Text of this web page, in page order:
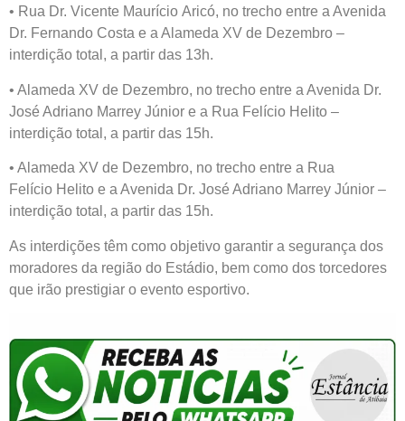
• Rua Dr. Vicente Maurício Aricó, no trecho entre a Avenida
Dr. Fernando Costa e a Alameda XV de Dezembro –
interdição total, a partir das 13h.
• Alameda XV de Dezembro, no trecho entre a Avenida Dr.
José Adriano Marrey Júnior e a Rua Felício Helito –
interdição total, a partir das 15h.
• Alameda XV de Dezembro, no trecho entre a Rua
Felício Helito e a Avenida Dr. José Adriano Marrey Júnior –
interdição total, a partir das 15h.
As interdições têm como objetivo garantir a segurança dos
moradores da região do Estádio, bem como dos torcedores
que irão prestigiar o evento esportivo.